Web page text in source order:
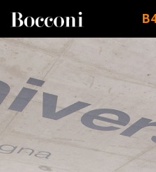
DESK NAVIGATION